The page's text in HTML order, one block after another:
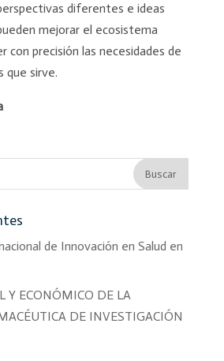
diferentes e ideas
mejorar el ecosistema
con precisión las necesidades de
que sirve.
de Innovación en Salud en
Y ECONÓMICO DE LA
DE INVESTIGACIÓN